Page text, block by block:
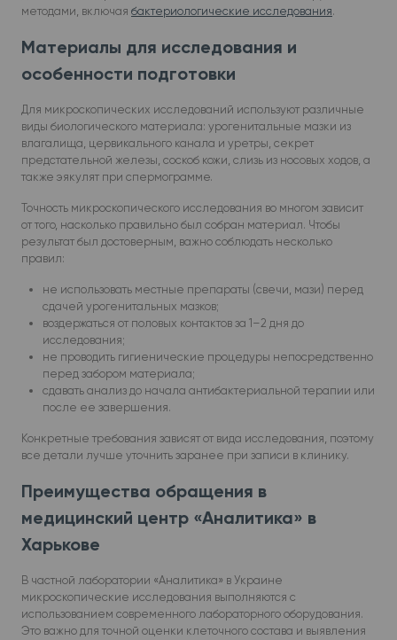
методами, включая бактериологические исследования.
Материалы для исследования и
особенности подготовки
Для микроскопических исследований используют различные
виды биологического материала: урогенитальные мазки из
влагалища, цервикального канала и уретры, секрет
предстательной железы, соскоб кожи, слизь из носовых ходов, а
также эякулят при спермограмме.
Точность микроскопического исследования во многом зависит
от того, насколько правильно был собран материал. Чтобы
результат был достоверным, важно соблюдать несколько
правил:
не использовать местные препараты (свечи, мази) перед
сдачей урогенитальных мазков;
воздержаться от половых контактов за 1–2 дня до
исследования;
не проводить гигиенические процедуры непосредственно
перед забором материала;
сдавать анализ до начала антибактериальной терапии или
после ее завершения.
Конкретные требования зависят от вида исследования, поэтому
все детали лучше уточнить заранее при записи в клинику.
Преимущества обращения в
медицинский центр «Аналитика» в
Харькове
В частной лаборатории «Аналитика» в Украине
микроскопические исследования выполняются с
использованием современного лабораторного оборудования.
Это важно для точной оценки клеточного состава и выявления